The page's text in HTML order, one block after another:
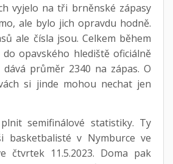
vyjelo na tři brněnské zápasy
ale bylo jich opravdu hodně.
ale čísla jsou. Celkem během
opavského hlediště oficiálně
dává průměr 2340 na zápas. O
si jinde mohou nechat jen
semifinálové statistiky. Ty
basketbalisté v Nymburce ve
čtvrtek 11.5.2023. Doma pak